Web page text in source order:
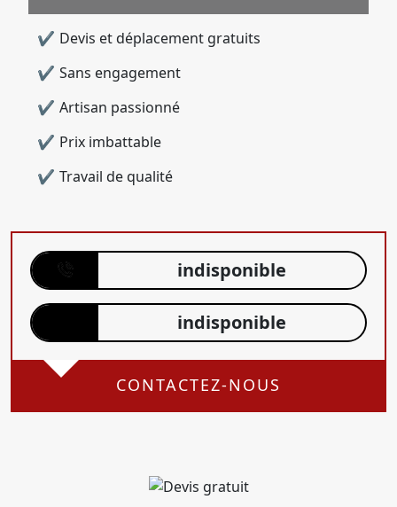
Devis et déplacement gratuits
Sans engagement
Artisan passionné
Prix imbattable
Travail de qualité
indisponible
indisponible
CONTACTEZ-NOUS